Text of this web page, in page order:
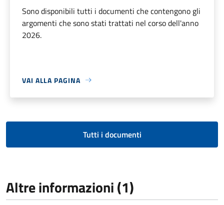
Sono disponibili tutti i documenti che contengono gli
argomenti che sono stati trattati nel corso dell'anno
2026.
VAI ALLA PAGINA
Tutti i documenti
Altre informazioni (1)